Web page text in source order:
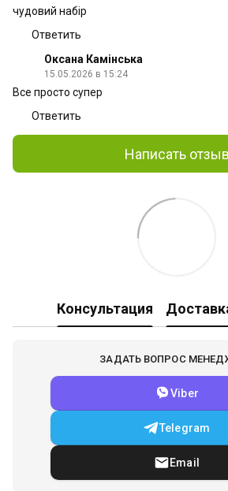
чудовий набір
Ответить
Оксана Камінська
15.05.2026 в 15:24
Все просто супер
Ответить
Написать отзыв
Консультация
ЗАДАТЬ ВОПРОС
Viber
Telegram
Email